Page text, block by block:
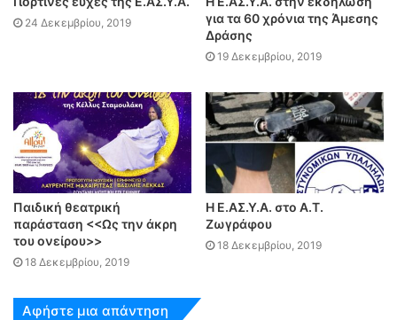
24 Δεκεμβρίου, 2019
για τα 60 χρόνια της Άμεσης
Δράσης
19 Δεκεμβρίου, 2019
Παιδική θεατρική
παράσταση <<Ως την άκρη
του ονείρου>>
18 Δεκεμβρίου, 2019
Η Ε.ΑΣ.Υ.Α. στο Α.Τ.
Ζωγράφου
18 Δεκεμβρίου, 2019
Αφήστε μια απάντηση